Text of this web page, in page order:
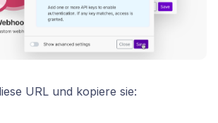
URL und kopiere sie: